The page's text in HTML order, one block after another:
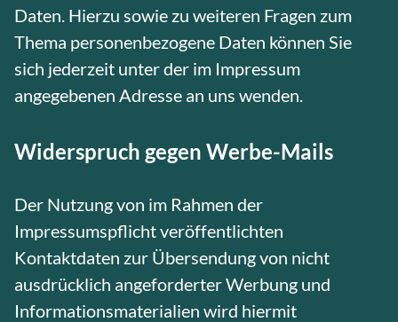
Daten. Hierzu sowie zu weiteren Fragen zum
Thema personenbezogene Daten können Sie
sich jederzeit unter der im Impressum
angegebenen Adresse an uns wenden.
Widerspruch gegen Werbe-Mails
Der Nutzung von im Rahmen der
Impressumspflicht veröffentlichten
Kontaktdaten zur Übersendung von nicht
ausdrücklich angeforderter Werbung und
Informationsmaterialien wird hiermit